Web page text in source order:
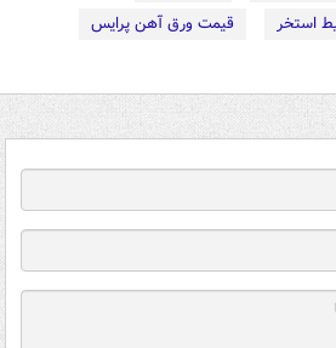
استخر
قیمت ورق آهن پرایس